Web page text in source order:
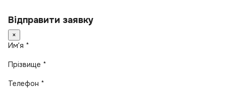
Відправити заявку
×
Имʼя *
Прізвище *
Телефон *